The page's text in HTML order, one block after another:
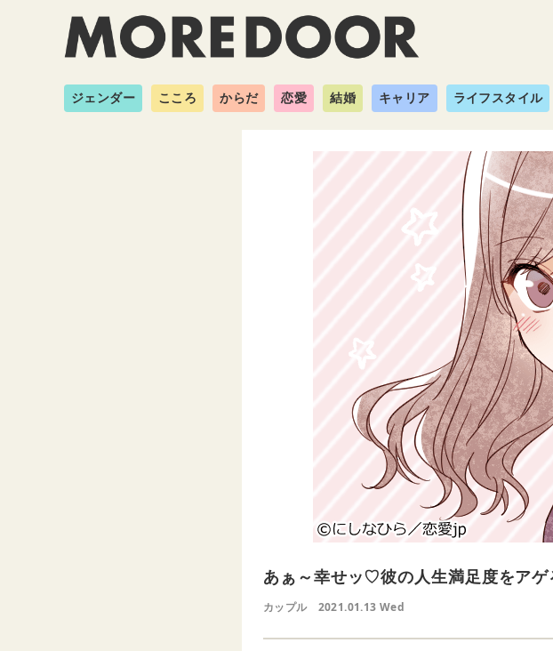
ジェンダー こころ からだ 恋愛 結婚 キャリア ライフスタイル
あぁ～幸せッ♡彼の人生満足度をアゲ
カップル 2021.01.13 Wed